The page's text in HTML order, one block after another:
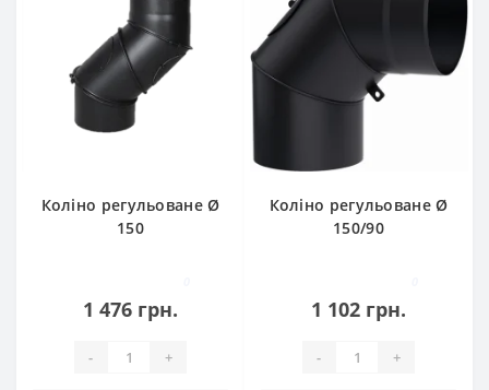
Коліно регульоване Ø
150
1 476 грн.
- +
Коліно регульоване Ø
150/90
1 102 грн.
- +